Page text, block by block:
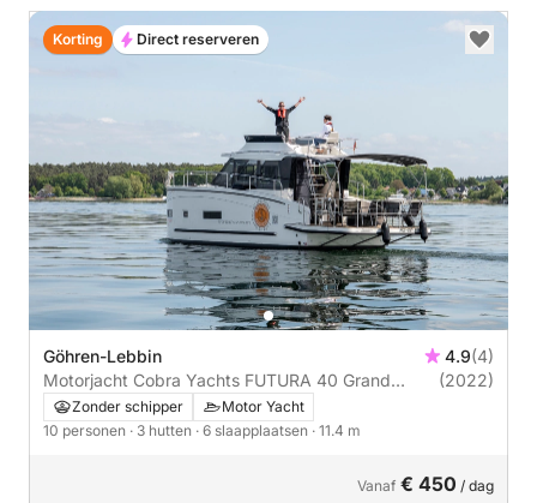
Göhren-Lebbin 4.9(4)
Motorjacht Cobra Yachts FUTURA 40 Grand
Horizon 80pk
(2022)
Zonder schipper
Motor Yacht
10 personen · 3 hutten · 6 slaapplaatsen · 11.4 m
Vanaf € 450 / dag
Korting Direct reserveren